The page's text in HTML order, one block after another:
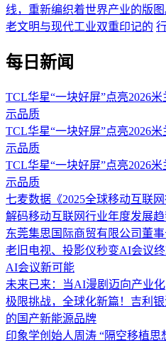
线，重新编织着世界产业的版
老文明与现代工业双重印记的
每日新闻
TCL华星“一块好屏”点亮2026
示品质
TCL华星“一块好屏”点亮2026
示品质
TCL华星“一块好屏”点亮2026
示品质
七麦数据《2025全球移动互联
解码移动互联网行业年度发展
东莞集思国际商贸有限公司董
老旧电视、投影仪秒变AI会议
AI会议新可能
未来已来：当AI漫剧迈向产业化
极限挑战，全球化新篇！吉利
的国产新能源品牌
印象学创始人周涛 “隔空移植思